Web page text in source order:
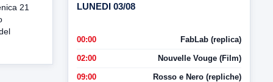
21
LUNEDI 03/08
00:00 FabLab (replica)
02:00 Nouvelle Vouge (Film)
09:00 Rosso e Nero (repliche)